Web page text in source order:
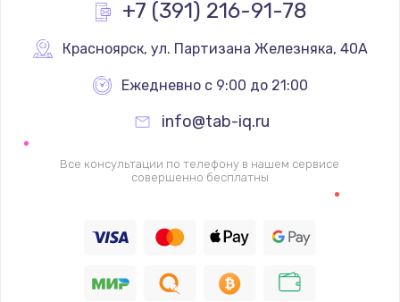
Замена видеочипа
Настройка BIOS
Заказать
1200 руб.
Заказать
+7 (391) 216-91-78
Красноярск, ул. Партизана Железняка, 40А
Ежедневно с 9:00 до 21:00
info@tab-iq.ru
Все консультации по телефону в нашем сервисе
совершенно бесплатны